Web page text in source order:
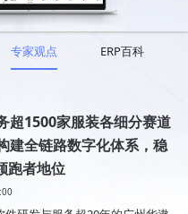
专家观点 ERP百科
超1500家服装各细分赛道
建全链路数字化体系，稳
跑者地位